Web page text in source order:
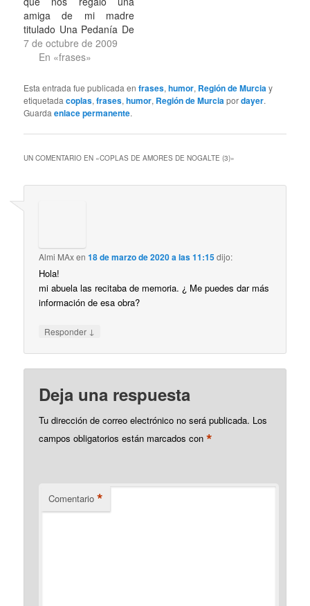
esos meses hasta hoy,
pero…
amiga de mi madre
titulado Una Pedanía De
Lorca (ISBN: 84-600-
7893-0), que hizo con
8º de EGB del Colegio
Público Nogalte en 1991
[ficha del cuaderno en
7 de octubre de 2009
En «frases»
Esta entrada fue publicada enfrases,humor, Región de Murciay
etiquetadacoplas,frases,humor, Región de Murciapordayer.
Guardaenlace permanente.
UN COMENTARIO EN «COPLAS DE AMORES DE NOGALTE (3)»
Almi MAxen18 de marzo de 2020 a las 11:15dijo:
Hola!
mi abuela las recitaba de memoria. ¿ Me puedes dar más
información de esa obra?
Responder ↓
Deja una respuesta
Tu dirección de correo electrónico no será publicada. Los
campos obligatorios están marcados con*
Comentario *